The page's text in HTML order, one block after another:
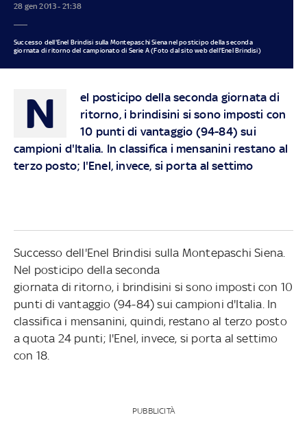
28 gen 2013 - 21:38
Successo dell'Enel Brindisi sulla Montepaschi Siena nel posticipo della seconda
giornata di ritorno del campionato di Serie A (Foto dal sito web dell'Enel Brindisi)
N
el posticipo della seconda giornata di
ritorno, i brindisini si sono imposti con
10 punti di vantaggio (94-84) sui
campioni d'Italia. In classifica i mensanini restano al
terzo posto; l'Enel, invece, si porta al settimo
Successo dell'Enel Brindisi sulla Montepaschi Siena.
Nel posticipo della seconda
giornata di ritorno, i brindisini si sono imposti con 10
punti di vantaggio (94-84) sui campioni d'Italia. In
classifica i mensanini, quindi, restano al terzo posto
a quota 24 punti; l'Enel, invece, si porta al settimo
con 18.
PUBBLICITÀ